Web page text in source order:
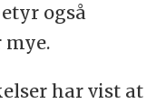
også
mye.
har vist at